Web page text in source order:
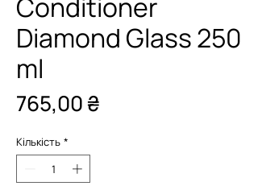
Conditioner
Diamond Glass 250
ml
765,00 ₴
Кількість *